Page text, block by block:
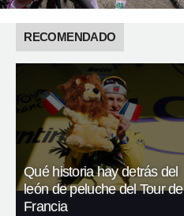
RECOMENDADO
Qué historia hay detrás del
león de peluche del Tour de
Francia